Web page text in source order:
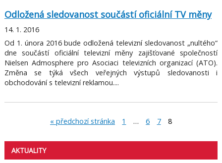
Odložená sledovanost součástí oficiální TV měny
14. 1. 2016
Od 1. února 2016 bude odložená televizní sledovanost „nultého“
dne součástí oficiální televizní měny zajišťované společností
Nielsen Admosphere pro Asociaci televizních organizací (ATO).
Změna se týká všech veřejných výstupů sledovanosti i
obchodování s televizní reklamou....
« předchozí stránka 1 … 6 7 8
AKTUALITY